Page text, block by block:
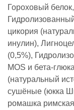
Гороховый
цикория
инулин),
(0,5%),
MOS и бета-
(натуральный
сушёные (юкка
ромашка